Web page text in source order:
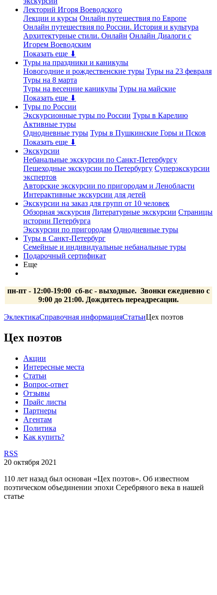
Лекторий Игоря Воеводского
Лекции и курсы Онлайн путешествия по Европе
Онлайн путешествия по России. История и культура
Архитектурные стили. Онлайн Онлайн Диалоги с
Игорем Воеводским
Показать еще ⬇
Туры на праздники и каникулы
Новогодние и рождественские туры Туры на 23 февраля
Туры на 8 марта
Туры на весенние каникулы Туры на майские
Показать еще ⬇
Туры по России
Экскурсионные туры по России Туры в Карелию
Активные туры
Однодневные туры Туры в Пушкинские Горы и Псков
Показать еще ⬇
Экскурсии
Небанальные экскурсии по Санкт-Петербургу
Пешеходные экскурсии по Петербургу Суперэкскурсии
экспертов
Авторские экскурсии по пригородам и Ленобласти
Интерактивные экскурсии для детей
Экскурсии на заказ для групп от 10 человек
Обзорная экскурсия Литературные экскурсии Страницы
истории Петербурга
Экскурсии по пригородам Однодневные туры
Туры в Санкт-Петербург
Семейные и индивидуальные небанальные туры
Подарочный сертификат
Еще
пн-пт - 12:00-19:00 сб-вс - выходные. Звонки ежедневно с
9:00 до 21:00. Дождитесь переадресации.
ЭклектикаСправочная информацияСтатьиЦех поэтов
Цех поэтов
Акции
Интересные места
Статьи
Вопрос-ответ
Отзывы
Прайс листы
Партнеры
Агентам
Политика
Как купить?
RSS
20 октября 2021
110 лет назад был основан «Цех поэтов». Об известном
поэтическом объединении эпохи Серебряного века в нашей
статье